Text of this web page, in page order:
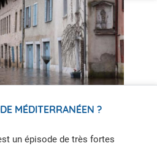
MÉDITERRANÉEN ?
un épisode de très fortes